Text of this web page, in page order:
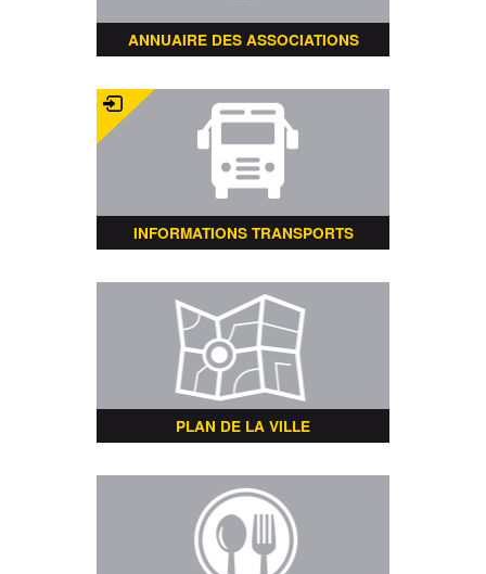
ANNUAIRE DES ASSOCIATIONS
INFORMATIONS TRANSPORTS
PLAN DE LA VILLE